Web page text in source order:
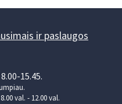
ir paslaugos
15.45.
val. - 12.00 val.